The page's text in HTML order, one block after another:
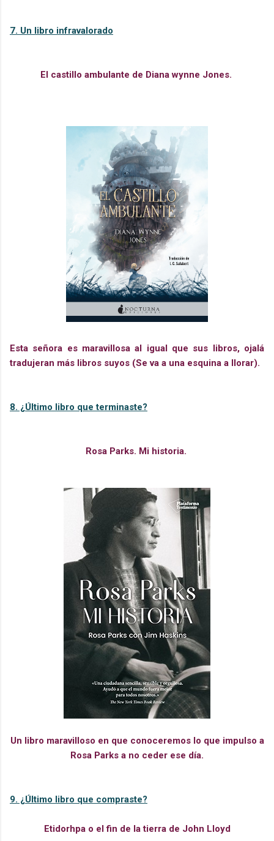
7. Un libro infravalorado
El castillo ambulante de Diana wynne Jones.
Esta señora es maravillosa al igual que sus libros, ojalá
tradujeran más libros suyos (Se va a una esquina a llorar).
8. ¿Último libro que terminaste?
Rosa Parks. Mi historia.
Un libro maravilloso en que conoceremos lo que impulso a
Rosa Parks a no ceder ese día.
9. ¿Último libro que compraste?
Etidorhpa o el fin de la tierra de John Lloyd